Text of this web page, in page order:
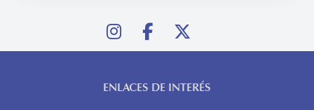
ENLACES DE INTERÉS